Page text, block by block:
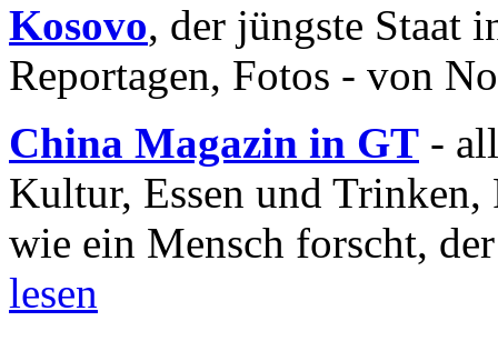
Kosovo, der jüngste Staat
Reportagen, Fotos - von
China Magazin in GT -
Kultur, Essen und
wie ein Mensch forscht,
lesen